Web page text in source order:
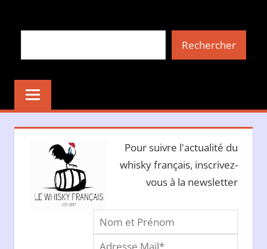
RechercherRechercher
Pour suivre l'actualité du
whisky français, inscrivez-
vous à la newsletter